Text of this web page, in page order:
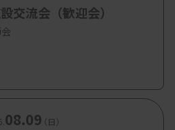
交流会（歓迎会）
08.09（日）